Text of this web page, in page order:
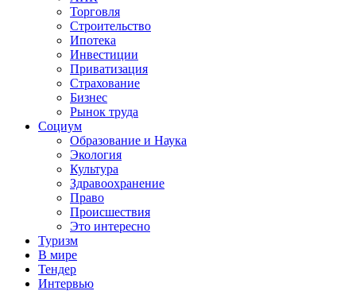
Торговля
Строительство
Ипотека
Инвестиции
Приватизация
Страхование
Бизнес
Рынок труда
Социум
Образование и Наука
Экология
Культура
Здравоохранение
Право
Происшествия
Это интересно
Туризм
В мире
Тендер
Интервью